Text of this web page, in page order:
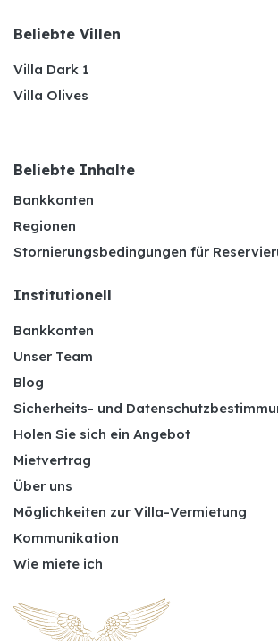
Beliebte Villen
Villa Dark 1
Villa Olives
Beliebte Inhalte
Bankkonten
Regionen
Stornierungsbedingungen für
Institutionell
Bankkonten
Unser Team
Blog
Sicherheits- und
Holen Sie sich ein Angebot
Mietvertrag
Über uns
Möglichkeiten zur Villa-Vermietung
Kommunikation
Wie miete ich